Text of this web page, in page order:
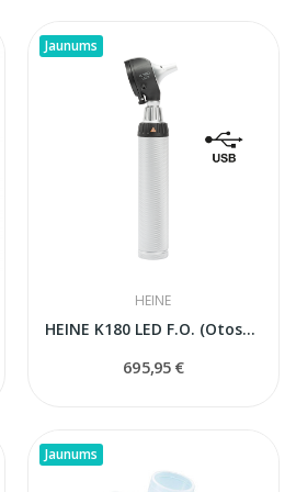
Jaunums
HEINE
HEINE K180 LED F.O. (Otoskops) — Premium...
695,95 €
Jaunums